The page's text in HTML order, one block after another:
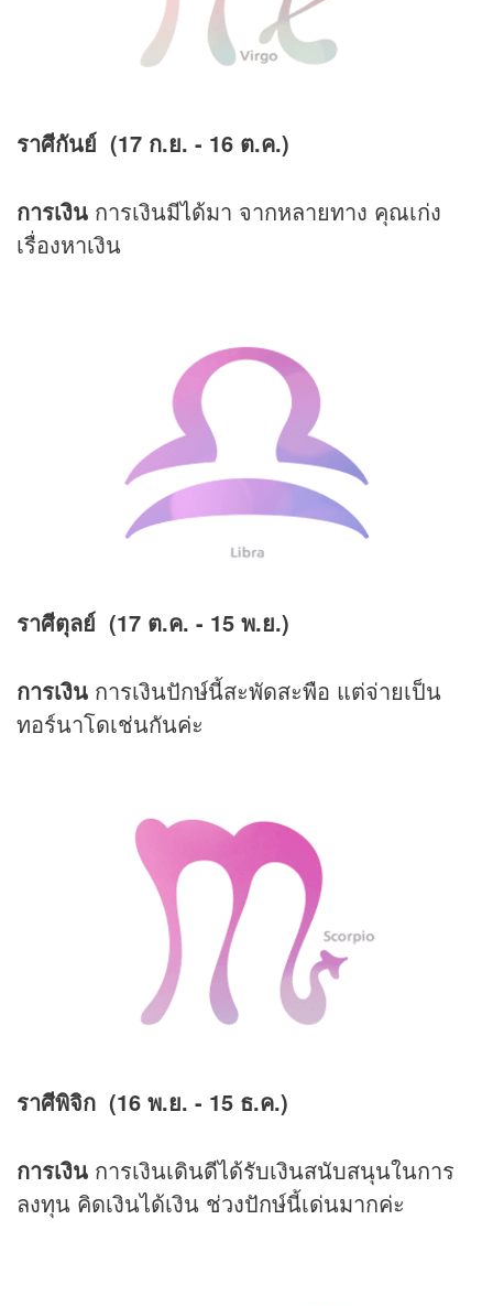
ราศีกันย์ (17 ก.ย. - 16 ต.ค.)
การเงิน การเงินมีได้มา จากหลายทาง คุณเก่ง
เรื่องหาเงิน
ราศีตุลย์ (17 ต.ค. - 15 พ.ย.)
การเงิน การเงินปักษ์นี้สะพัดสะพือ แต่จ่ายเป็น
ทอร์นาโดเช่นกันค่ะ
ราศีพิจิก (16 พ.ย. - 15 ธ.ค.)
การเงิน การเงินเดินดีได้รับเงินสนับสนุนในการ
ลงทุน คิดเงินได้เงิน ช่วงปักษ์นี้เด่นมากค่ะ